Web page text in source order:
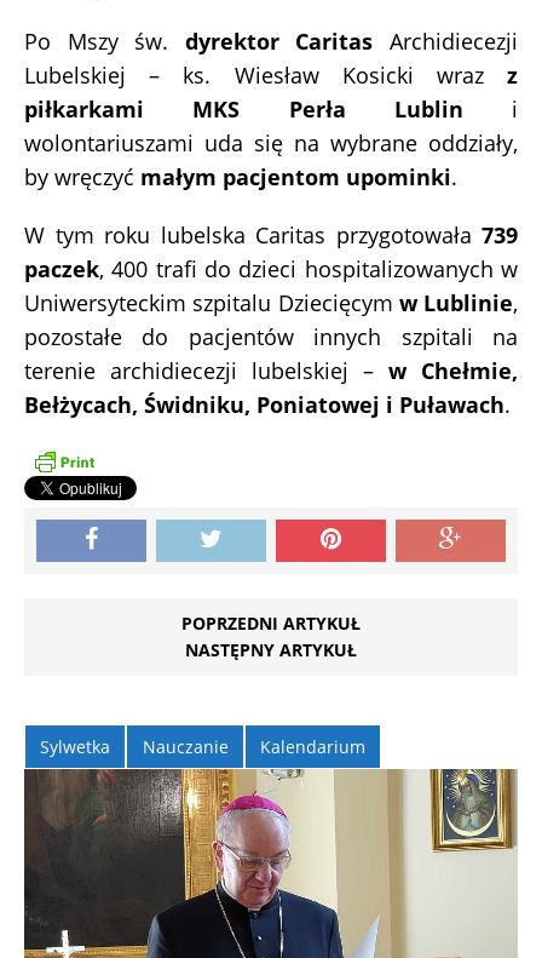
Po Mszy św. dyrektor Caritas Archidiecezji
Lubelskiej – ks. Wiesław Kosicki wraz z
piłkarkami MKS Perła Lublin i
wolontariuszami uda się na wybrane oddziały,
by wręczyć małym pacjentom upominki.
W tym roku lubelska Caritas przygotowała 739
paczek, 400 trafi do dzieci hospitalizowanych w
Uniwersyteckim szpitalu Dziecięcym w Lublinie,
pozostałe do pacjentów innych szpitali na
terenie archidiecezji lubelskiej – w Chełmie,
Bełżycach, Świdniku, Poniatowej i Puławach.
POPRZEDNI ARTYKUŁ
NASTĘPNY ARTYKUŁ
Sylwetka Nauczanie Kalendarium